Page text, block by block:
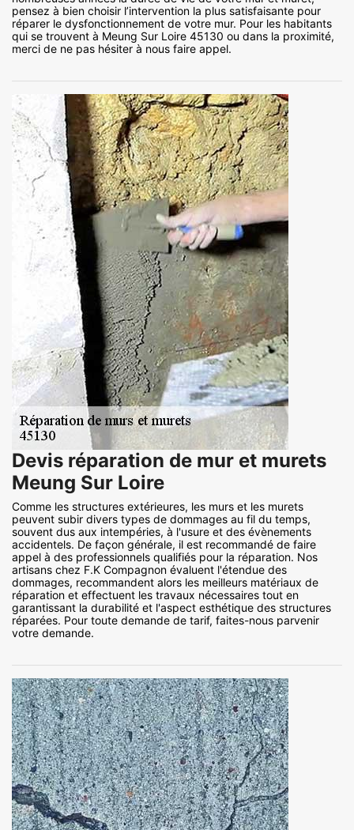
pensez à bien choisir l’intervention la plus satisfaisante pour
réparer le dysfonctionnement de votre mur. Pour les habitants
qui se trouvent à Meung Sur Loire 45130 ou dans la proximité,
merci de ne pas hésiter à nous faire appel.
Devis réparation de mur et murets
Meung Sur Loire
Comme les structures extérieures, les murs et les murets
peuvent subir divers types de dommages au fil du temps,
souvent dus aux intempéries, à l'usure et des évènements
accidentels. De façon générale, il est recommandé de faire
appel à des professionnels qualifiés pour la réparation. Nos
artisans chez F.K Compagnon évaluent l'étendue des
dommages, recommandent alors les meilleurs matériaux de
réparation et effectuent les travaux nécessaires tout en
garantissant la durabilité et l'aspect esthétique des structures
réparées. Pour toute demande de tarif, faites-nous parvenir
votre demande.